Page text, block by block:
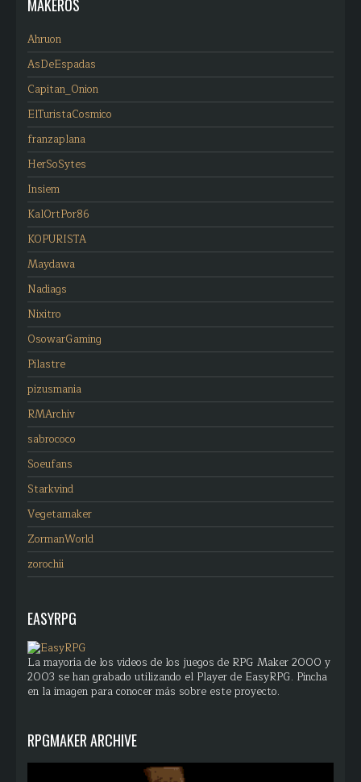
MAKEROS
Ahruon
AsDeEspadas
Capitan_Onion
ElTuristaCosmico
franzaplana
HerSoSytes
Insiem
KalOrtPor86
KOPURISTA
Maydawa
Nadiags
Nixitro
OsowarGaming
Pilastre
pizusmania
RMArchiv
sabrococo
Soeufans
Starkvind
Vegetamaker
ZormanWorld
zorochii
EASYRPG
La mayoría de los videos de los juegos de RPG Maker 2000 y
2003 se han grabado utilizando el Player de EasyRPG. Pincha
en la imagen para conocer más sobre este proyecto.
RPGMAKER ARCHIVE